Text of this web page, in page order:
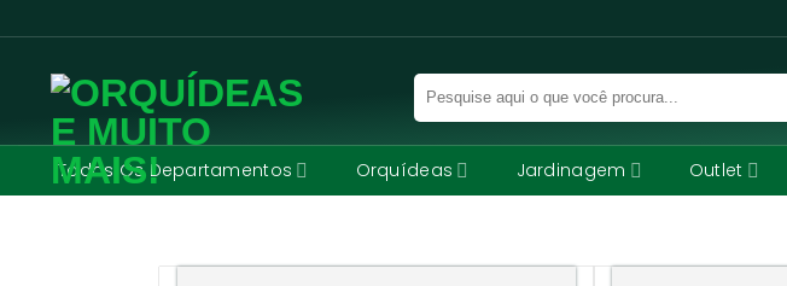
to
content
Todos Os Departamentos Orquídeas Jardinagem Outlet